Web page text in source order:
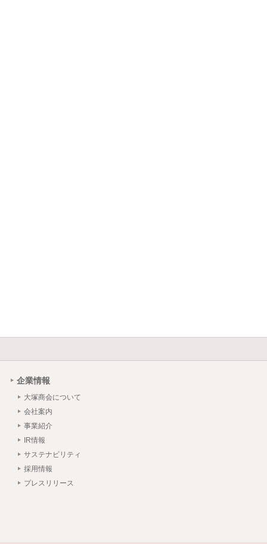
企業情報
大塚商会について
会社案内
事業紹介
IR情報
サステナビリティ
採用情報
プレスリリース